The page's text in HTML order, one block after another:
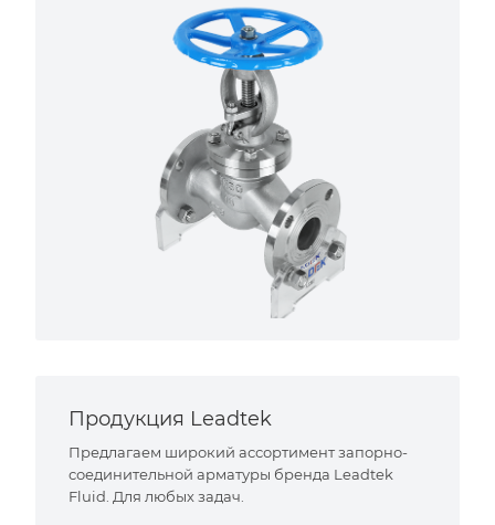
Продукция Leadtek
Предлагаем широкий ассортимент запорно-
соединительной арматуры бренда Leadtek
Fluid. Для любых задач.